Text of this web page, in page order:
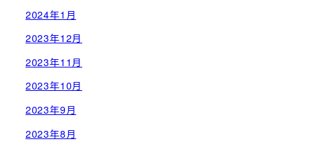
2024年1月
2023年12月
2023年11月
2023年10月
2023年9月
2023年8月